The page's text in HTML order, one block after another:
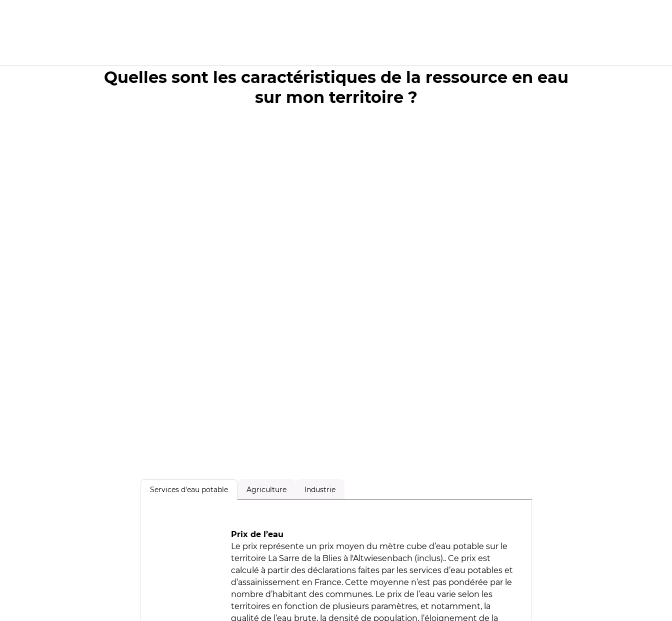
Quelles sont les caractéristiques de la ressource en eau
sur mon territoire ?
Services d'eau potable Agriculture Industrie
Prix de l’eau
Le prix représente un prix moyen du mètre cube d’eau potable sur le
territoire La Sarre de la Blies à l'Altwiesenbach (inclus).. Ce prix est
calculé à partir des déclarations faites par les services d’eau potables et
d’assainissement en France. Cette moyenne n’est pas pondérée par le
nombre d’habitant des communes. Le prix de l’eau varie selon les
territoires en fonction de plusieurs paramètres, et notamment, la
qualité de l’eau brute, la densité de population, l’éloignement de la